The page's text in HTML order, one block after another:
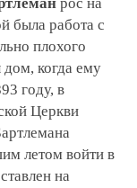
была работа с
плохого
когда ему
году, в
Церкви
летом войти в
на